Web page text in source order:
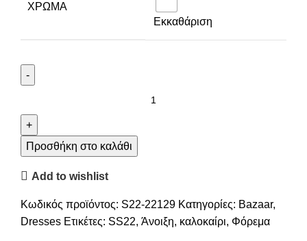
ΧΡΩΜΑ
Εκκαθάριση
Προσθήκη στο καλάθι
Add to wishlist
Κωδικός προϊόντος: S22-22129 Κατηγορίες: Bazaar,
Dresses Ετικέτες: SS22, Άνοιξη, καλοκαίρι, Φόρεμα